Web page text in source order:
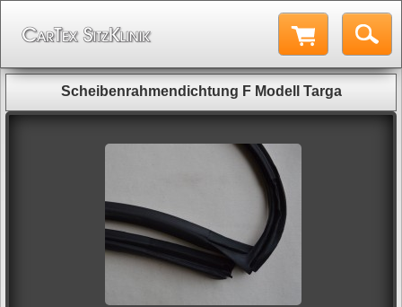
Scheibenrahmendichtung F Modell Targa